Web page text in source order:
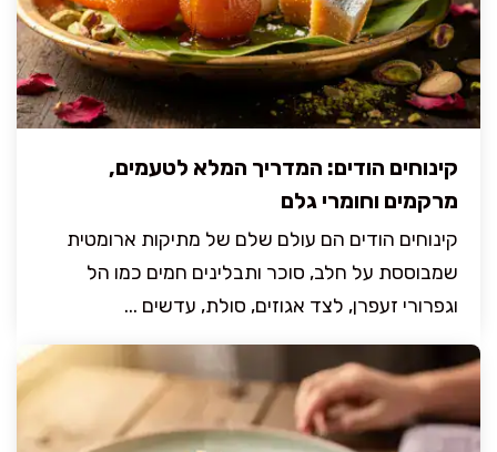
קינוחים הודים: המדריך המלא לטעמים,
מרקמים וחומרי גלם
קינוחים הודים הם עולם שלם של מתיקות ארומטית
שמבוססת על חלב, סוכר ותבלינים חמים כמו הל
וגפרורי זעפרן, לצד אגוזים, סולת, עדשים ...